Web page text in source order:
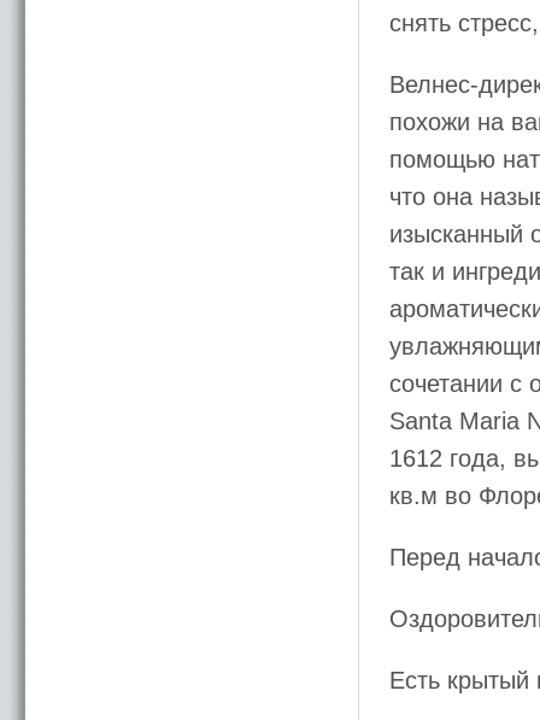
снять
Велнес-
похожи на
помощью
что она
изысканный
так и
сочетании
Santa Maria
1612 года,
кв.м во
Перед
Есть